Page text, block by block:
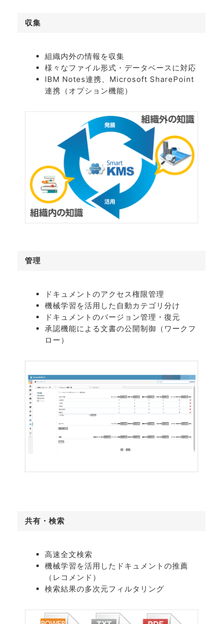
収集
組織内外の情報を収集
様々なファイル形式・データベースに対応
IBM Notes連携、Microsoft SharePoint
連携（オプション機能）
管理
ドキュメントのアクセス権限管理
機械学習を活用した自動カテゴリ分け
ドキュメントのバージョン管理・復元
承認機能による文書の公開制御（ワークフ
ロー）
共有・検索
高速全文検索
機械学習を活用したドキュメントの推薦
（レコメンド）
検索結果の多次元フィルタリング